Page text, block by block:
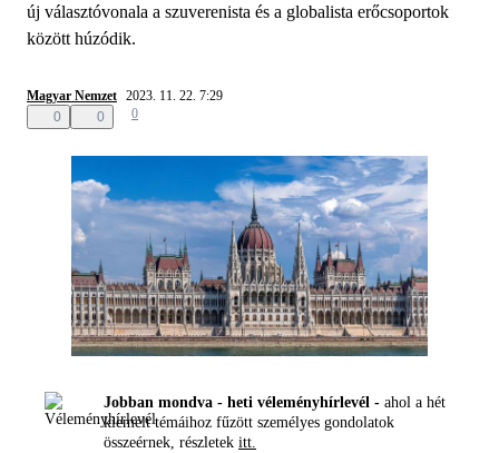
új választóvonala a szuverenista és a globalista erőcsoportok
között húzódik.
Magyar Nemzet 2023. 11. 22. 7:29
0
0 0
Jobban mondva - heti véleményhírlevél - ahol a hét
kiemelt témáihoz fűzött személyes gondolatok
összeérnek, részletek itt.